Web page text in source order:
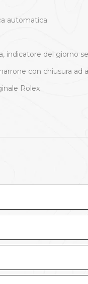
automatica
indicatore del giorno
con chiusura ad
Rolex